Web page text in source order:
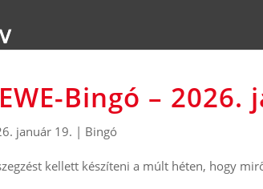
Bingó –
január 19. | Bingó
kellett készíteni a múlt héten, hogy